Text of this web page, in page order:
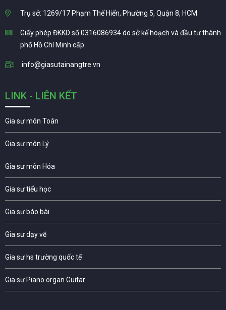
Trụ sở: 1269/17 Phạm Thế Hiển, Phường 5, Quận 8, HCM
Giấy phép ĐKKD số 0316086934 do sở kế hoạch và đầu tư thành
phố Hồ Chí Minh cấp
info@giasutainangtre.vn
LINK - LIÊN KẾT
Gia sư môn Toán
Gia sư môn Lý
Gia sư môn Hóa
Gia sư tiểu học
Gia sư báo bài
Gia sư dạy vẽ
Gia sư hs trường quốc tế
Gia sư Piano organ Guitar